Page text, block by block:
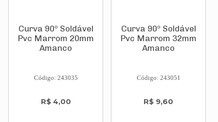
Curva 90º Soldável
Pvc Marrom 20mm
Amanco
Código: 243035
R$ 4,00
Curva 90º Soldável
Pvc Marrom 32mm
Amanco
Código: 243051
R$ 9,60